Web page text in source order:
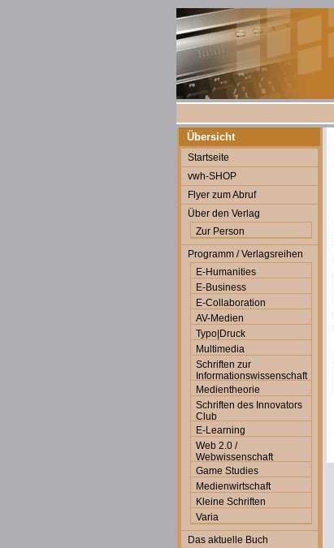
Übersicht
Startseite
vwh-SHOP
Flyer zum Abruf
Über den Verlag
Zur Person
Programm / Verlagsreihen
E-Humanities
E-Business
E-Collaboration
AV-Medien
Typo|Druck
Multimedia
Schriften zur
Informationswissenschaft
Medientheorie
Schriften des Innovators
Club
E-Learning
Web 2.0 /
Webwissenschaft
Game Studies
Medienwirtschaft
Kleine Schriften
Varia
Das aktuelle Buch